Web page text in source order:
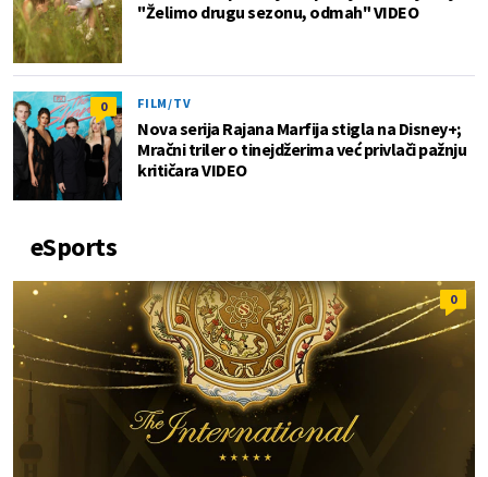
"Želimo drugu sezonu, odmah" VIDEO
0 FILM/TV
Nova serija Rajana Marfija stigla na Disney+;
Mračni triler o tinejdžerima već privlači pažnju
kritičara VIDEO
eSports
0